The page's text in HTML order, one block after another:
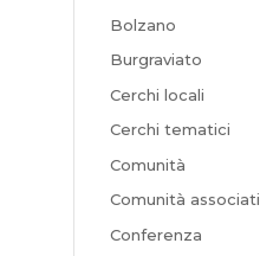
Bolzano
Burgraviato
Cerchi locali
Cerchi tematici
Comunità
Comunità associati
Conferenza